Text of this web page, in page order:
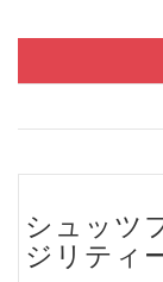
シュッツ
ジリティ